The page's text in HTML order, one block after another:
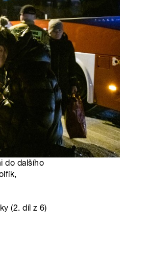
do dalšího
(2. díl z 6)